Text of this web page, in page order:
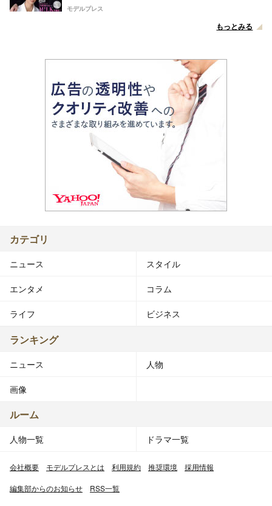
モデルプレス
もっとみる
カテゴリ
ニュース スタイル
エンタメ コラム
ライフ ビジネス
ランキング
ニュース 人物
画像
ルーム
人物一覧 ドラマ一覧
会社概要 モデルプレスとは 利用規約 推奨環境 採用情報
編集部からのお知らせ RSS一覧